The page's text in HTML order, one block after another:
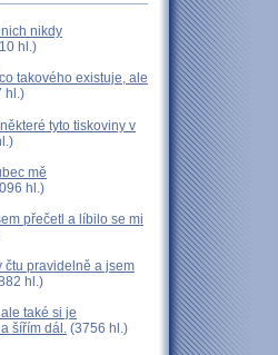
nikdy
hl.)
takového existuje, ale
hl.)
tyto tiskoviny v
mě
hl.)
přečetl a líbilo se mi
čtu pravidelně a jsem
hl.)
také si je
šířím dál. (3756 hl.)